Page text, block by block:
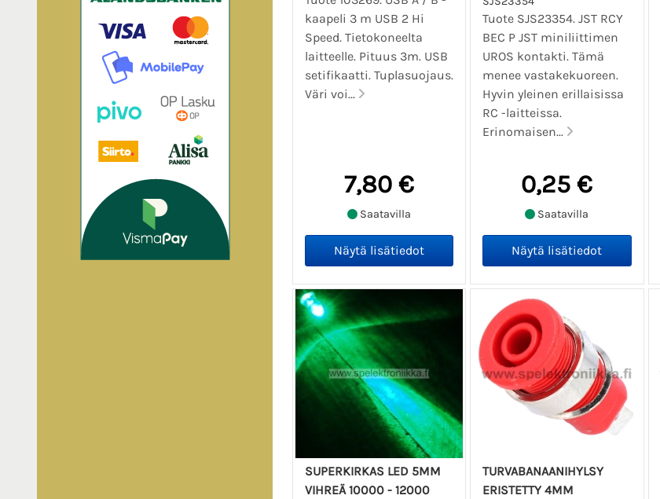
kaapeli 3 m USB 2 Hi
Speed. Tietokoneelta
laitteelle. Pituus 3m. USB
setifikaatti. Tuplasuojaus.
Väri voi...
7,80 €
Saatavilla
Tuote SJS23354. JST RCY
BEC P JST miniliittimen
UROS kontakti. Tämä
menee vastakekuoreen.
Hyvin yleinen erillaisissa
RC -laitteissa.
Erinomaisen...
0,25 €
Saatavilla
SUPERKIRKAS LED 5MM
VIHREÄ 10000 - 12000
TURVABANAANIHYLSY
ERISTETTY 4MM